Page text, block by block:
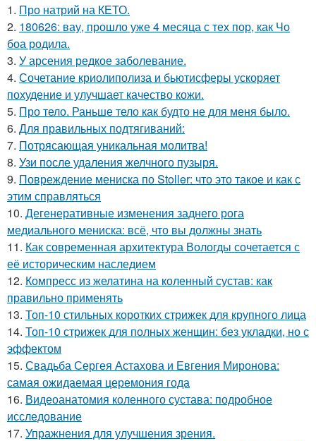
1. Про натрий на КЕТО.
2. 180626: вау, прошло уже 4 месяца с тех пор, как Чо
боа родила.
3. У арсения редкое заболевание.
4. Сочетание криолиполиза и бьютисферы ускоряет
похудение и улучшает качество кожи.
5. Про тело. Раньше тело как будто не для меня было.
6. Для правильных подтягиваний:
7. Потрясающая уникальная молитва!
8. Узи после удаления желчного пузыря.
9. Повреждение мениска по Stoller: что это такое и как с
этим справляться
10. Дегенеративные изменения заднего рога
медиального мениска: всё, что вы должны знать
11. Как современная архитектура Вологды сочетается с
её историческим наследием
12. Компресс из желатина на коленный сустав: как
правильно применять
13. Топ-10 стильных коротких стрижек для крупного лица
14. Топ-10 стрижек для полных женщин: без укладки, но с
эффектом
15. Свадьба Сергея Астахова и Евгения Миронова:
самая ожидаемая церемония года
16. Видеоанатомия коленного сустава: подробное
исследование
17. Упражнения для улучшения зрения.